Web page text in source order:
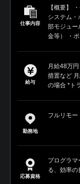
仕事内容
【概要】
システム
部モジュー
金等） ・
給与
月給48万
措置など
の場合 *ト
勤務地
フルリモー
応募資格
プログラ
る、効率の